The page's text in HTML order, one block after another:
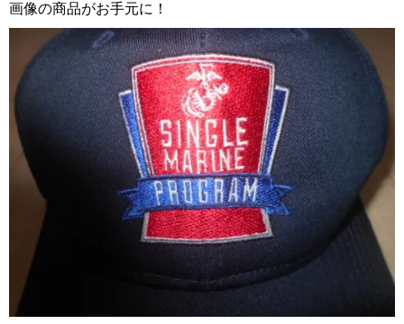
画像の商品がお手元に！